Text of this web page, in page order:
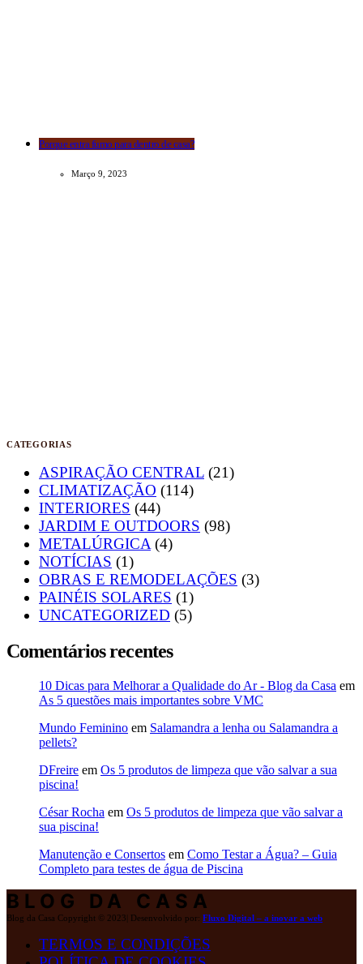
Porque entra fumo para dentro de casa?
Março 9, 2023
CATEGORIAS
ASPIRAÇÃO CENTRAL (21)
CLIMATIZAÇÃO (114)
INTERIORES (44)
JARDIM E OUTDOORS (98)
METALÚRGICA(4)
NOTÍCIAS (1)
OBRAS E REMODELAÇÕES (3)
PAINÉIS SOLARES (1)
UNCATEGORIZED (5)
Comentários recentes
10 Dicas para Melhorar a Qualidade do Ar - Blog da Casa em
As 5 questões mais importantes sobre VMC
Mundo Feminino em Salamandra a lenha ou Salamandra a
pellets?
DFreire em Os 5 produtos de limpeza que vão salvar a sua
piscina!
César Rocha em Os 5 produtos de limpeza que vão salvar a
sua piscina!
Manutenção e Consertos em Como Testar a Água? – Guia
Completo para testes de água de Piscina
BLOG DA CASA
Blog da Casa Copyright © 2023| Desenvolvido por: Fluxo Digital – a inovar a web
TERMOS E CONDIÇÕES